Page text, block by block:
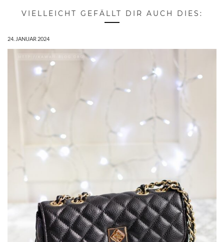
VIELLEICHT GEFÄLLT DIR AUCH DIES:
24. JANUAR 2024